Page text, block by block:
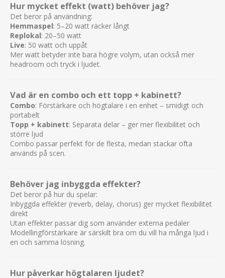
Hur mycket effekt (watt) behöver jag?
Det beror på användning:
Hemmaspel: 5–20 watt räcker långt
Replokal: 20–50 watt
Live: 50 watt och uppåt
Mer watt betyder inte bara högre volym, utan också mer
headroom och tryck i ljudet.
Vad är en combo och ett topp + kabinett?
Combo: Förstärkare och högtalare i en enhet – smidigt och
portabelt
Topp + kabinett: Separata delar – ger mer flexibilitet och
större ljud
Combo passar perfekt för de flesta, medan stackar ofta
används på scen.
Behöver jag inbyggda effekter?
Det beror på hur du spelar:
Inbyggda effekter (reverb, delay, chorus) ger mycket flexibilitet
direkt
Utan effekter passar dig som använder externa pedaler
Modellingförstärkare är särskilt bra om du vill ha många ljud i
en och samma lösning.
Hur påverkar högtalaren ljudet?